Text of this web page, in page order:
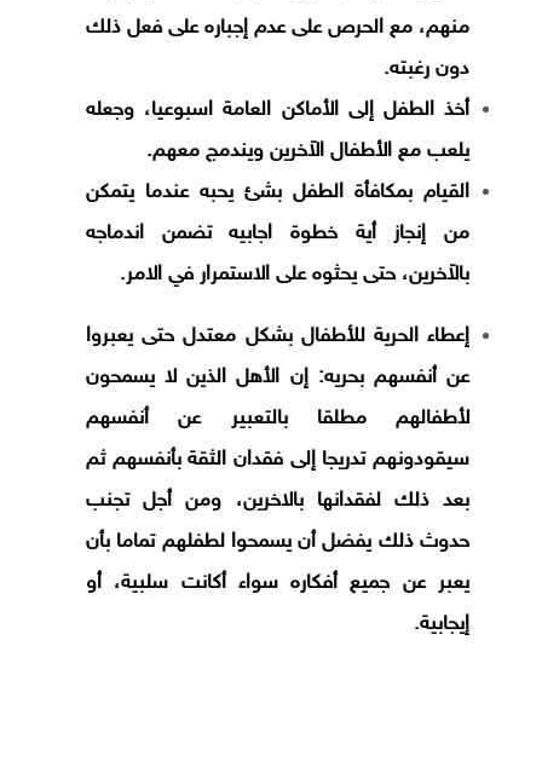
منهم، مع الحرص على عدم إجباره على فعل ذلك
دون رغبته.
أخذ الطفل إلى الأماكن العامة اسبوعيا، وجعله
يلعب مع الأطفال الاَخرين ويندمج معهم.
القيام بمكافأة الطفل بشئ يحبه عندما يتمكن
من إنجاز أية خطوة اجابيه تضمن اندماجه
بالاَخرين، حتى يحثوه على الاستمرار في الامر.
إعطاء الحرية للأطفال بشكل معتدل حتى يعبروا
عن أنفسهم بحريه: إن الأهل الذين لا يسمحون
لأطفالهم مطلقا بالتعبير عن أنفسهم
سيقودونهم تدريجا إلى فقدان الثقة بأنفسهم ثم
بعد ذلك لفقدانها بالاخرين، ومن أجل تجنب
حدوث ذلك يفضل أن يسمحوا لطفلهم تماما بأن
يعبر عن جميع أفكاره سواء أكانت سلبية، أو
إيجابية.